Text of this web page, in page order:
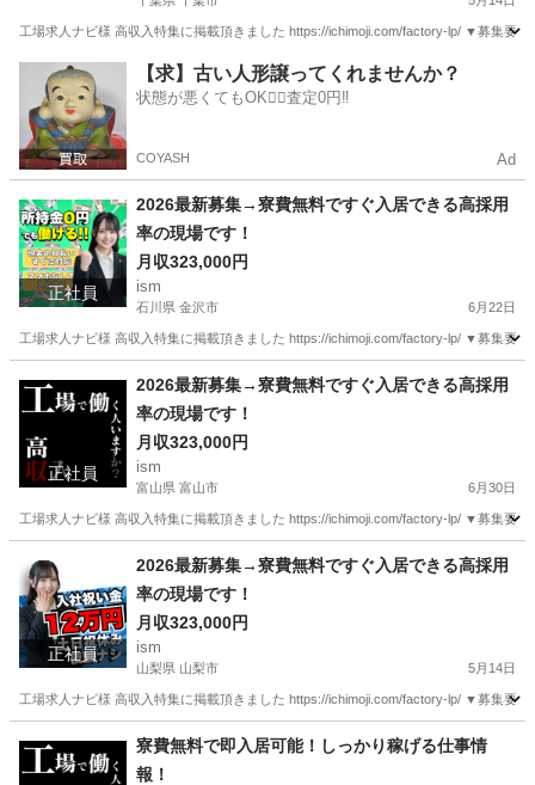
工場求人ナビ様 高収入特集に掲載頂きました https://ichimoji.com/factory-lp/ ▼募集要
千葉市 工場 最新
【求】古い人形譲ってくれませんか？
状態が悪くてもOK🙆‍♀️査定0円‼️
COYASH Ad
正社員
2026最新募集→寮費無料ですぐ入居できる高採用
率の現場です！
月収323,000円
ism
石川県 金沢市 6月22日
工場求人ナビ様 高収入特集に掲載頂きました https://ichimoji.com/factory-lp/ ▼募集要
工場
正社員
2026最新募集→寮費無料ですぐ入居できる高採用
率の現場です！
月収323,000円
ism
富山県 富山市 6月30日
工場求人ナビ様 高収入特集に掲載頂きました https://ichimoji.com/factory-lp/ ▼募集要
工場 最新
正社員
2026最新募集→寮費無料ですぐ入居できる高採用
率の現場です！
月収323,000円
ism
山梨県 山梨市 5月14日
工場求人ナビ様 高収入特集に掲載頂きました https://ichimoji.com/factory-lp/ ▼募集要
工場
寮費無料で即入居可能！しっかり稼げる仕事情
報！